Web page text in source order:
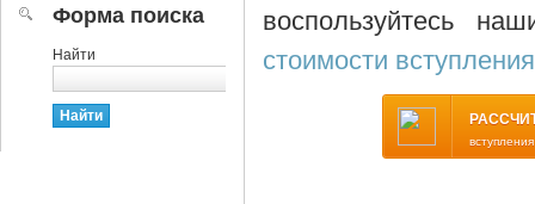
воспользуйтесь
стоимости
Форма поиска
Найти